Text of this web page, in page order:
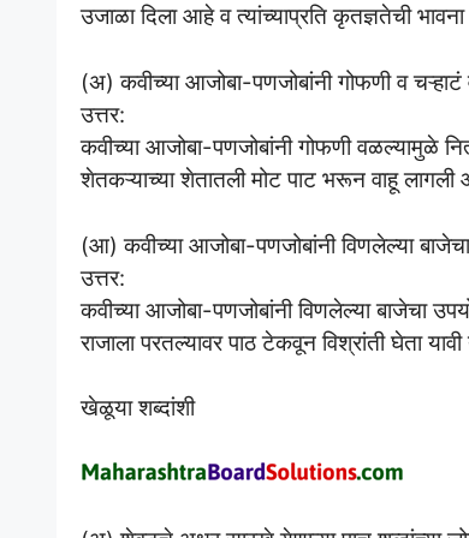
उजाळा दिला आहे व त्यांच्याप्रति कृतज्ञतेची
(अ) कवीच्या आजोबा-पणजोबांनी गोफणी व
उत्तर:
कवीच्या आजोबा-पणजोबांनी गोफणी वळल्यामुळे
शेतकऱ्याच्या शेतातली मोट पाट भरून वाहू
(आ) कवीच्या आजोबा-पणजोबांनी विणलेल्या
उत्तर:
कवीच्या आजोबा-पणजोबांनी विणलेल्या बाजेचा
राजाला परतल्यावर पाठ टेकवून विश्रांती घेता
खेळूया शब्दांशी